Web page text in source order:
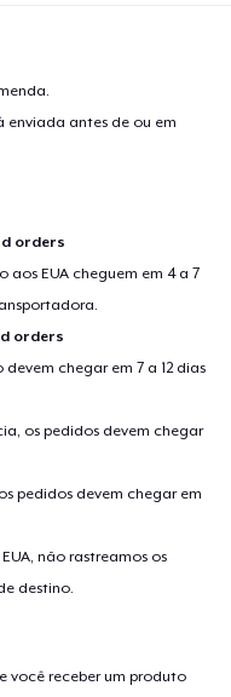
enviada antes de ou em
orders
EUA cheguem em 4 a 7
orders
chegar em 7 a 12 dias
os pedidos devem chegar
pedidos devem chegar em
não rastreamos os
destino.
você receber um produto